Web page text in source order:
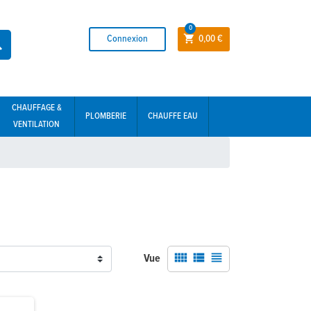
Connexion  0,00 €
0
CHAUFFAGE &
VENTILATION
PLOMBERIE CHAUFFE EAU
Vue   